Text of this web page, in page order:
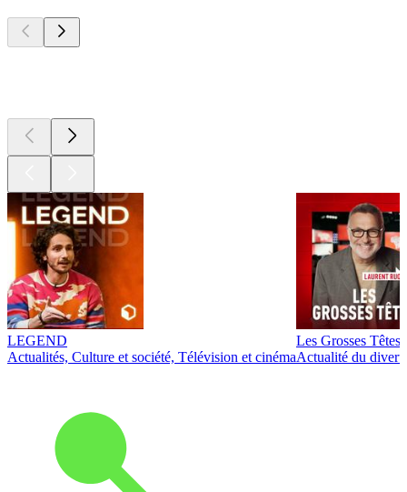
LEGEND
Actualités, Culture et société, Télévision et cinéma
Les Grosses Têtes
Actualité du